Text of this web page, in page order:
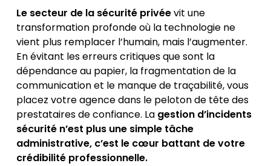
Le secteur de la sécurité privéevit une
transformation profonde où la technologie ne
vient plus remplacer l’humain, mais l’augmenter.
En évitant les erreurs critiques que sont la
dépendance au papier, la fragmentation de la
communication et le manque de traçabilité, vous
placez votre agence dans le peloton de tête des
prestataires de confiance. La gestion d’incidents
sécurité n’est plus une simple tâche
administrative, c’est le cœur battant de votre
crédibilité professionnelle.